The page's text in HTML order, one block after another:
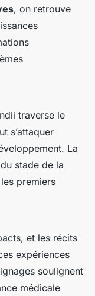
, on retrouve
traverse le
s’attaquer
La
stade de la
premiers
et les récits
expériences
soulignent
médicale